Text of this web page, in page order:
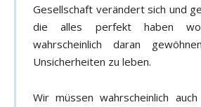
Gesellschaft verändert sich und
die alles perfekt haben
wahrscheinlich daran
Unsicherheiten zu leben.
Wir müssen wahrscheinlich